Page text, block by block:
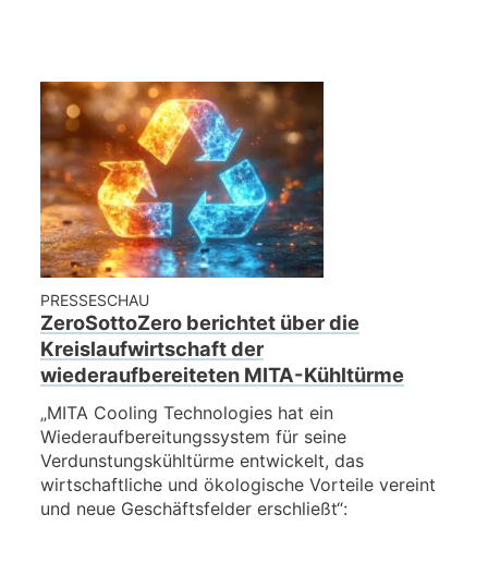
PRESSESCHAU
ZeroSottoZero berichtet über die
Kreislaufwirtschaft der
wiederaufbereiteten MITA-Kühltürme
„MITA Cooling Technologies hat ein
Wiederaufbereitungssystem für seine
Verdunstungskühltürme entwickelt, das
wirtschaftliche und ökologische Vorteile vereint
und neue Geschäftsfelder erschließt“: